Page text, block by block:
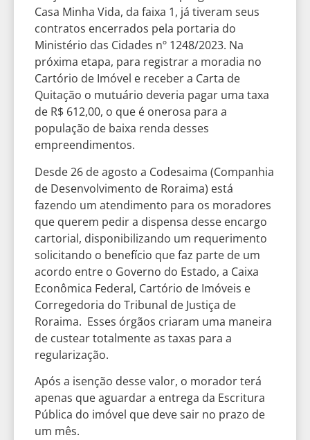
Casa Minha Vida, da faixa 1, já tiveram seus
contratos encerrados pela portaria do
Ministério das Cidades nº 1248/2023. Na
próxima etapa, para registrar a moradia no
Cartório de Imóvel e receber a Carta de
Quitação o mutuário deveria pagar uma taxa
de R$ 612,00, o que é onerosa para a
população de baixa renda desses
empreendimentos.
Desde 26 de agosto a Codesaima (Companhia
de Desenvolvimento de Roraima) está
fazendo um atendimento para os moradores
que querem pedir a dispensa desse encargo
cartorial, disponibilizando um requerimento
solicitando o benefício que faz parte de um
acordo entre o Governo do Estado, a Caixa
Econômica Federal, Cartório de Imóveis e
Corregedoria do Tribunal de Justiça de
Roraima. Esses órgãos criaram uma maneira
de custear totalmente as taxas para a
regularização.
Após a isenção desse valor, o morador terá
apenas que aguardar a entrega da Escritura
Pública do imóvel que deve sair no prazo de
um mês.